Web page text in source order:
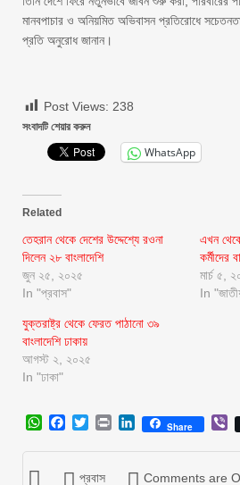
মানবপাচার ও অনিয়মিত অভিবাসন প্রতিরোধে
প্রতি অনুরোধ জানান।
Post Views: 238
সংবাদটি শেয়ার করুন
WhatsApp
Related
তেহরান থেকে দেশের উদ্দেশ্যে রওনা
দিলেন ২৮ বাংলাদেশি
জুন ২৫, ২০২৫
In "প্রবাস"
এখন থেকে
কর্মীদের
মার্চ ৫,
In
যুক্তরাষ্ট্র থেকে ফেরত পাঠানো ৩৯
বাংলাদেশি ঢাকায়
আগস্ট ২, ২০২৫
In "ঢাকা"
WhatsApp
Facebook
Twitter
Print LinkedIn
Share
প্রবাস Comments are